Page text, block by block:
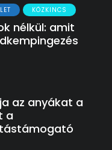
KÖZKINCS
nélkül: amit
az anyákat a
a